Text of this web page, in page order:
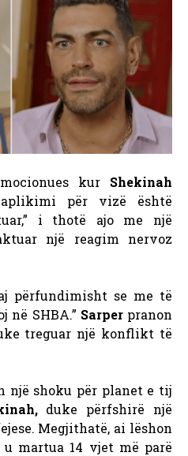
kur Shekinah
për vizë është
i thotë ajo me një
një reagim nervoz
përfundimisht se me të
në SHBA.” Sarperpranon
treguar një konflikt të
një shoku për planet e tij
duke përfshirë një
Megjithatë, ai lëshon
martua 14 vjet më parë